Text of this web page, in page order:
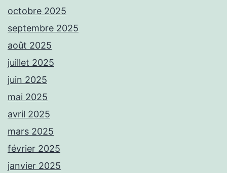
octobre 2025
septembre 2025
août 2025
juillet 2025
juin 2025
mai 2025
avril 2025
mars 2025
février 2025
janvier 2025